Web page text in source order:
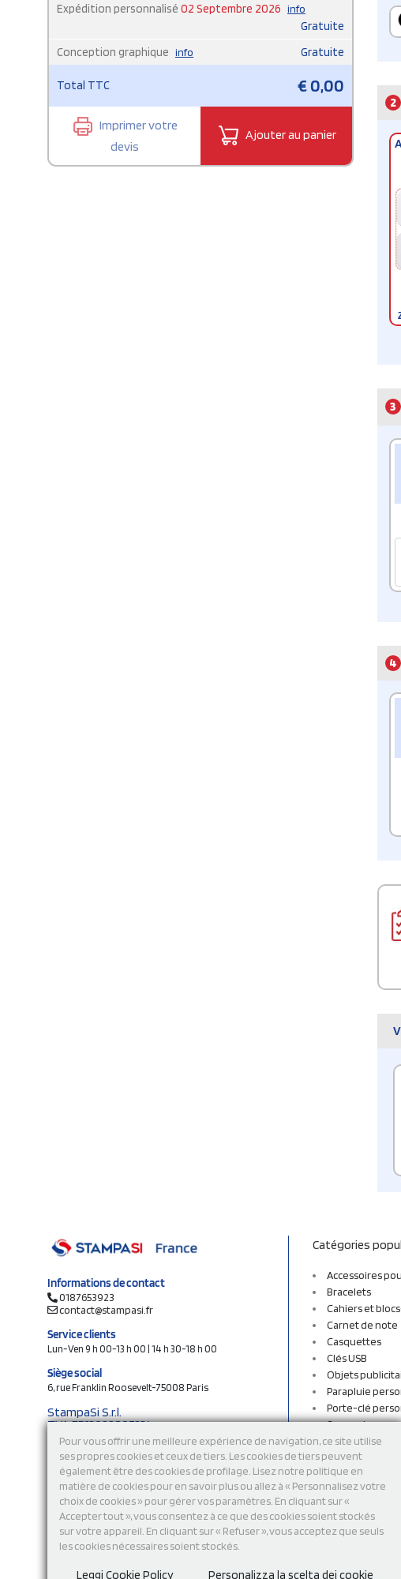
Pour vous offrir une meilleure expérience de navigation, ce site utilise
ses propres cookies et ceux de tiers. Les cookies de tiers peuvent
également être des cookies de profilage. Lisez notre politique en
matière de cookies pour en savoir plus ou allez à « Personnalisez votre
choix de cookies » pour gérer vos paramètres. En cliquant sur «
Accepter tout », vous consentez à ce que des cookies soient stockés
sur votre appareil. En cliquant sur « Refuser », vous acceptez que seuls
les cookies nécessaires soient stockés.
Leggi Cookie Policy Personalizza la scelta dei cookie
Expédition personnalisé 02 Septembre 2026 info
Gratuite
Conception graphique info Gratuite
Total TTC €0,00
Imprimer votre
devis
Ajouter au panier
2
3
4
Informations de contact
0187653923
contact@stampasi.fr
Service clients
Lun-Ven 9 h 00-13 h 00 | 14 h 30-18 h 00
Siège social
6, rue Franklin Roosevelt-75008 Paris
StampaSi S.r.l.
TVA FR13922807334
N° Rea MI-2110632
Capital social € 250.000 i.v.
Découvrez notre catalogue en ligne
Catégories
Accessoires
Bracelets
Cahiers et
Carnet de note
Casquettes
Clés USB
Objets
Parapluie
Porte-clé
Sac cordon
Sac en tissu
Sacs et sacs à
Sacs
Stylo
Sweatshirts
T-shirts
Tasses et
Vêtement